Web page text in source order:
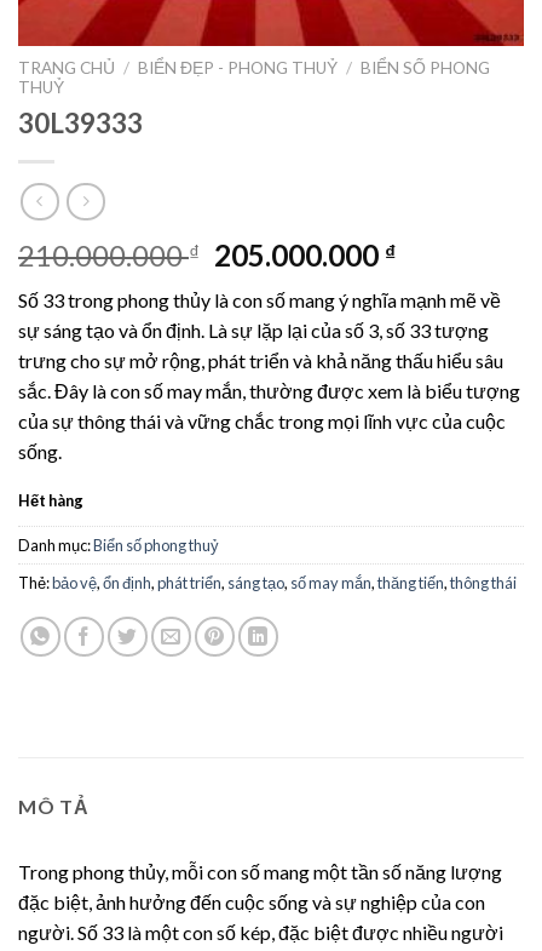
TRANG CHỦ / BIỂN ĐẸP - PHONG THUỶ / BIỂN SỐ PHONG
THUỶ
30L39333
210.000.000₫
Giá
là:
210.000.000 ₫.
205.000.000 ₫Giá
tại
là:
Số 33 trong phong thủy là con số mang ý nghĩa mạnh mẽ về
sự sáng tạo và ổn định. Là sự lặp lại của số 3, số 33 tượng
trưng cho sự mở rộng, phát triển và khả năng thấu hiểu sâu
sắc. Đây là con số may mắn, thường được xem là biểu tượng
của sự thông thái và vững chắc trong mọi lĩnh vực của cuộc
sống.
Hết hàng
Danh mục:Biển số phong thuỷ
Thẻ:bảo vệ,ổn định,phát triển, sáng tạo, số may mắn,thăng tiến,thông thái
MÔ TẢ
Trong phong thủy, mỗi con số mang một tần số năng lượng
đặc biệt, ảnh hưởng đến cuộc sống và sự nghiệp của con
người. Số 33 là một con số kép, đặc biệt được nhiều người